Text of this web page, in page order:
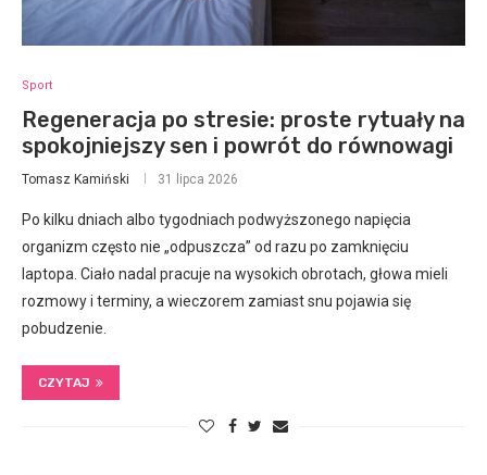
Sport
Regeneracja po stresie: proste rytuały na
spokojniejszy sen i powrót do równowagi
Tomasz Kamiński 31 lipca 2026
Po kilku dniach albo tygodniach podwyższonego napięcia
organizm często nie „odpuszcza” od razu po zamknięciu
laptopa. Ciało nadal pracuje na wysokich obrotach, głowa mieli
rozmowy i terminy, a wieczorem zamiast snu pojawia się
pobudzenie.
CZYTAJ